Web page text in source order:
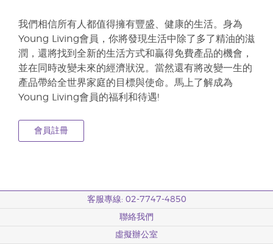
我們相信所有人都值得擁有豐盛、健康的生活。身為
Young Living會員，你將發現生活中除了多了精油的滋
潤，還將找到全新的生活方式和贏得免費產品的機會，
並在同時改變未來的經濟狀況。當然還有將改變一生的
產品帶給全世界家庭的目標與使命。馬上了解成為
Young Living會員的福利和待遇!
會員註冊
客服專線: 02-7747-4850
聯絡我們
虛擬辦公室